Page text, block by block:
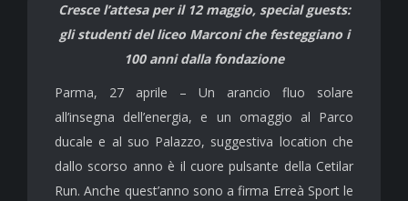
Cresce l’attesa per il 12 maggio, special guests:
gli studenti del liceo Marconi che festeggiano i
100 anni dalla fondazione
Parma, 27 aprile – Un arancio fluo solare
all’insegna dell’energia, e un omaggio al Parco
ducale e al suo Palazzo, suggestiva location che
dallo scorso anno è il cuore pulsante della Cetilar
Run. Anche quest’anno sono a firma Erreà Sport le